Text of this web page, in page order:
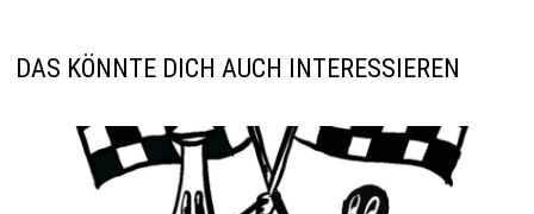
DAS KÖNNTE DICH AUCH INTERESSIEREN